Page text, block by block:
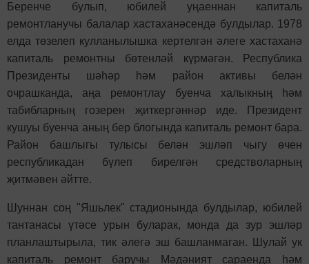
Беренче булып, юбилей уңаеннан капиталь
ремонтланучы балалар хастаханәсендә булдылар. 1978
елда төзелеп кулланылышка кертелгән әлеге хастаханә
капиталь ремонтны бөтенләй күрмәгән. Республика
Президенты шәһәр һәм район активы белән
очрашканда, аңа ремонтлау буенча халыкның һәм
табибларның гозерен җиткергәннәр иде. Президент
кушуы буенча аның бер блогында капиталь ремонт бара.
Район башлыгы тулысы белән эшләп чыгу өчен
республикадан бүлеп бирелгән средстволарның
җитмәвен әйтте.
Шуннан соң "Яшьлек" стадионында булдылар, юбилей
тантанасы үтәсе урын буларак, монда да зур эшләр
планлаштырыла, тик әлегә эш башланмаган. Шулай ук
капиталь ремонт баручы Мәдәният сараенда һәм